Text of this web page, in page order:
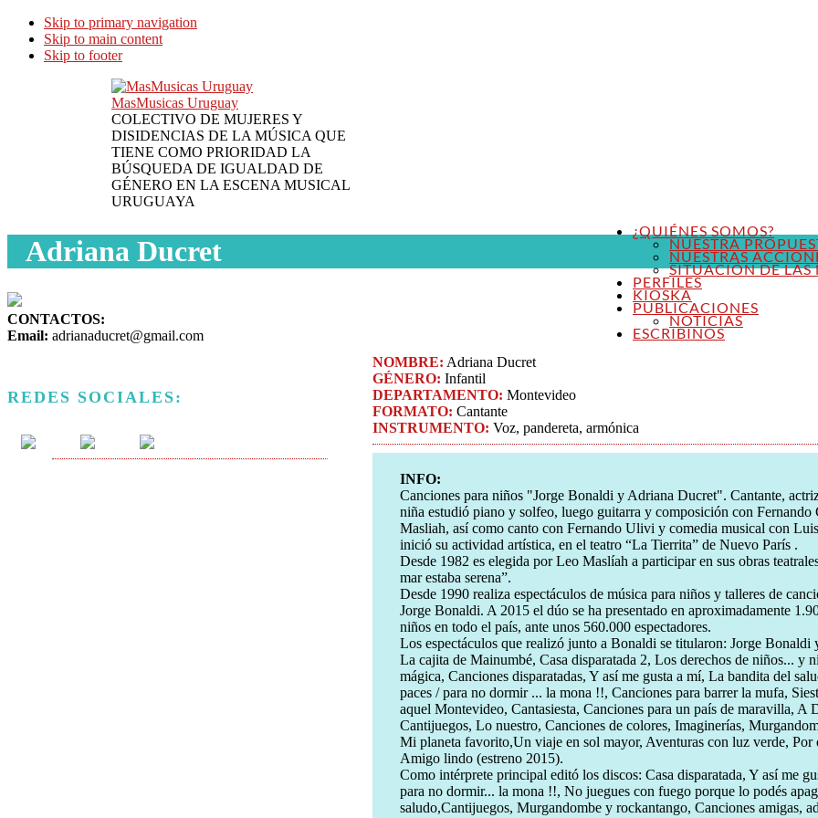
Skip to primary navigation
Skip to main content
Skip to footer
MasMusicas Uruguay
COLECTIVO DE MUJERES Y
DISIDENCIAS DE LA MÚSICA QUE
TIENE COMO PRIORIDAD LA
BÚSQUEDA DE IGUALDAD DE
GÉNERO EN LA ESCENA MUSICAL
URUGUAYA
¿QUIÉNES SOMOS?
NUESTRA
NUESTRAS
SITUACIÓN DE LAS
PERFILES
KIOSKA
PUBLICACIONES
NOTICIAS
ESCRIBINOS
Adriana Ducret
CONTACTOS:
Email: adrianaducret@gmail.com
REDES SOCIALES:
NOMBRE: Adriana Ducret
GÉNERO: Infantil
DEPARTAMENTO: Montevideo
FORMATO: Cantante
INSTRUMENTO: Voz, pandereta, armónica
INFO:
Canciones para niños "Jorge Bonaldi y Adriana Ducret". Cantante,
niña estudió piano y solfeo, luego guitarra y composición con Fernando
Masliah, así como canto con Fernando Ulivi y comedia musical con
inició su actividad artística, en el teatro “La Tierrita” de Nuevo París .
Desde 1982 es elegida por Leo Maslíah a participar en sus obras
mar estaba serena”.
Desde 1990 realiza espectáculos de música para niños y talleres de
Jorge Bonaldi. A 2015 el dúo se ha presentado en aproximadamente
niños en todo el país, ante unos 560.000 espectadores.
Los espectáculos que realizó junto a Bonaldi se titularon: Jorge Bonaldi
La cajita de Mainumbé, Casa disparatada 2, Los derechos de niños... y
mágica, Canciones disparatadas, Y así me gusta a mí, La bandita del
paces / para no dormir ... la mona !!, Canciones para barrer la mufa,
aquel Montevideo, Cantasiesta, Canciones para un país de maravilla, A
Cantijuegos, Lo nuestro, Canciones de colores, Imaginerías,
Mi planeta favorito,Un viaje en sol mayor, Aventuras con luz verde, Por
Amigo lindo (estreno 2015).
Como intérprete principal editó los discos: Casa disparatada, Y así me
para no dormir... la mona !!, No juegues con fuego porque lo podés
saludo,Cantijuegos, Murgandombe y rockantango, Canciones amigas,